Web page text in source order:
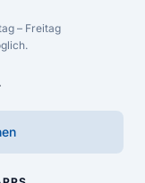
– Freitag